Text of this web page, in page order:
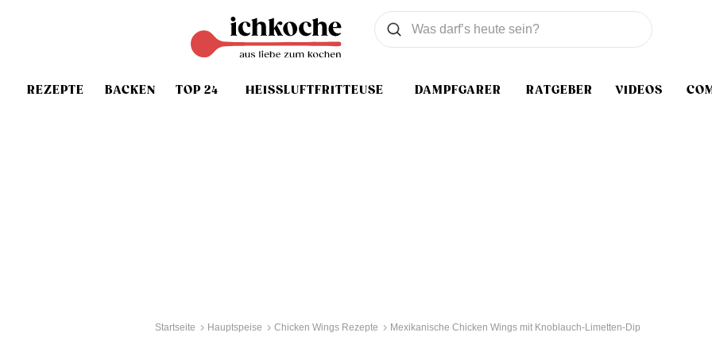
REZEPTE BACKEN TOP 24 HEISSLUFTFRITTEUSE DAMPFGARER RATGEBER VIDEOS
Was wollen Sie suchen
Suchen
Startseite Hauptspeise Chicken Wings Rezepte Mexikanische Chicken Wings mit Knoblauch-Limetten-Dip